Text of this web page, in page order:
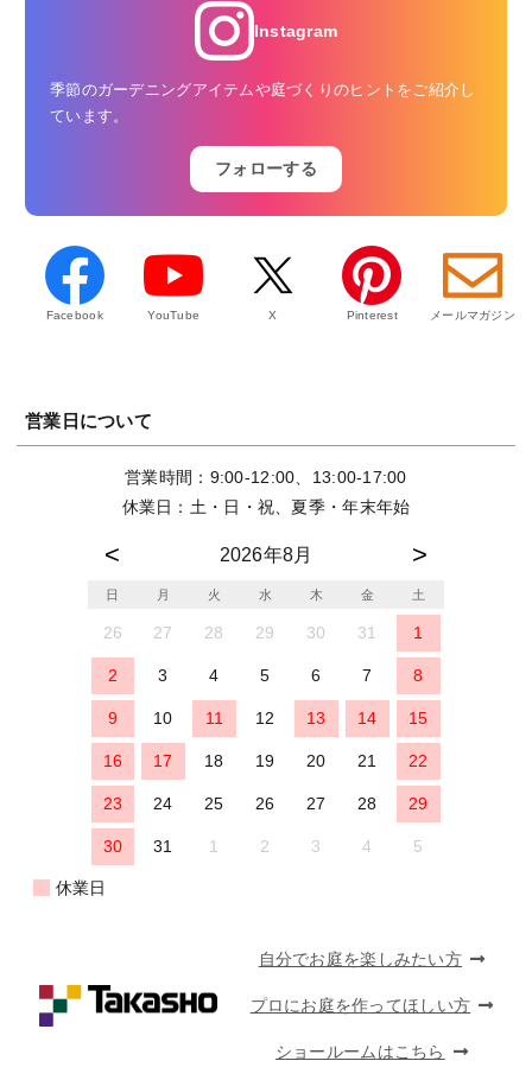
Instagram
季節のガーデニングアイテムや庭づくりのヒントをご紹介し
ています。
フォローする
Facebook YouTube X Pinterest メールマガジン
営業日について
営業時間：9:00-12:00、13:00-17:00
休業日：土・日・祝、夏季・年末年始
2026年8月
日 月 火 水 木 金 土
26 27 28 29 30 31 1
2 3 4 5 6 7 8
9 10 11 12 13 14 15
16 17 18 19 20 21 22
23 24 25 26 27 28 29
30 31 1 2 3 4 5
休業日
自分でお庭を楽しみたい方
プロにお庭を作ってほしい方
ショールームはこちら